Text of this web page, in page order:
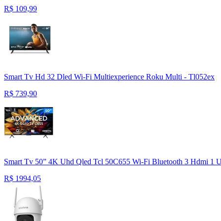
R$ 109,99
Smart Tv Hd 32 Dled Wi-Fi Multiexperience Roku Multi - Tl052ex
R$ 739,90
Smart Tv 50” 4K Uhd Qled Tcl 50C655 Wi-Fi Bluetooth 3 Hdmi 1
R$ 1994,05